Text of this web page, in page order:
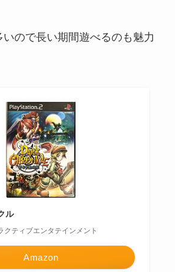
ので長い期間遊べるのも魅力
ル
クティブエンタテインメント
Amazon